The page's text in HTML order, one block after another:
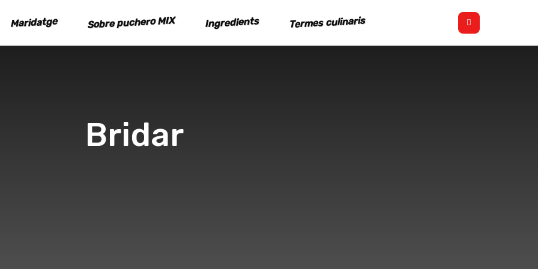
Maridatge Sobre puchero MIX Ingredients Termes culinaris
Bridar